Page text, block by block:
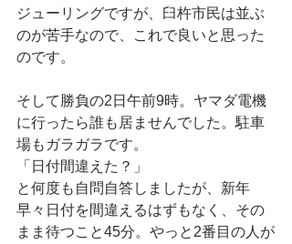
ジューリングですが、臼杵市民は並ぶ
のが苦手なので、これで良いと思った
のです。
そして勝負の2日午前9時。ヤマダ電機
に行ったら誰も居ませんでした。駐車
場もガラガラです。
「日付間違えた？」
と何度も自問自答しましたが、新年
早々日付を間違えるはずもなく、その
まま待つこと45分。やっと2番目の人が